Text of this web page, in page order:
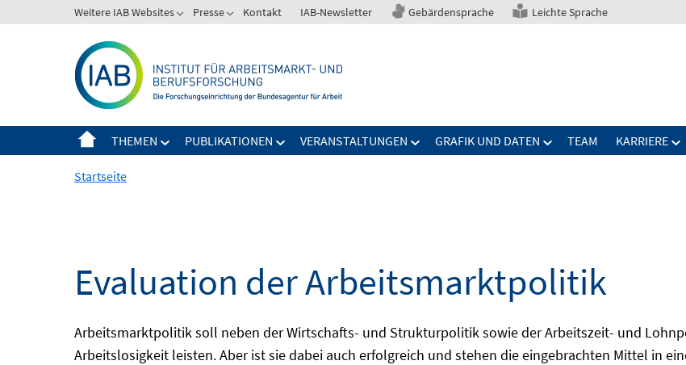
zum
Weitere IAB Websites Presse Kontakt IAB-Newsletter Gebärdensprache Leichte Sprache
THEMEN PUBLIKATIONEN VERANSTALTUNGEN GRAFIK UND DATEN TEAM KARRIERE
Startseite
Evaluation der Arbeitsmarktpolitik
Arbeitsmarktpolitik soll neben der Wirtschafts- und Strukturpolitik sowie der Arbeitszeit- und
Arbeitslosigkeit leisten. Aber ist sie dabei auch erfolgreich und stehen die eingebrachten Mittel in